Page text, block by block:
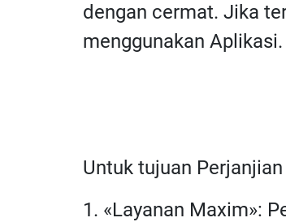
dengan cermat. Jika
menggunakan Aplikasi.
Untuk tujuan
1. «Layanan Maxim»: